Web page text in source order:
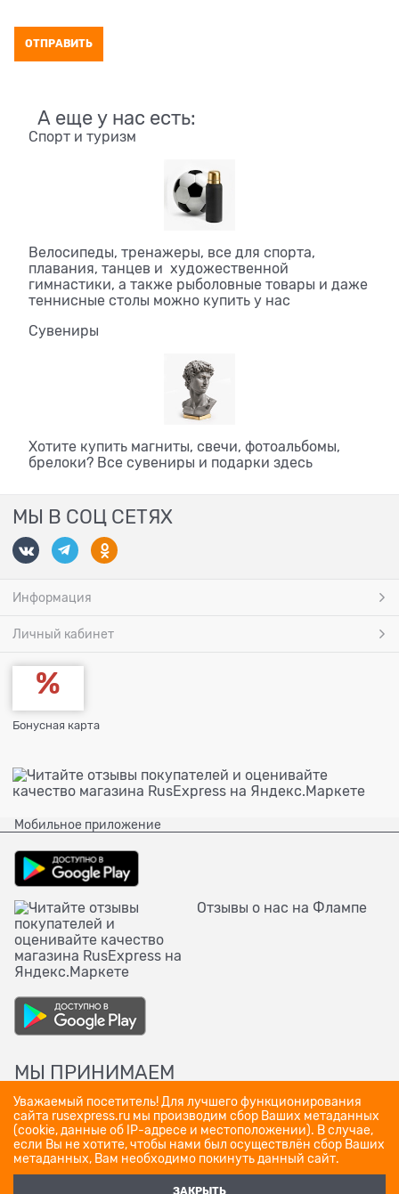
А еще у нас есть:
Спорт и туризм
Велосипеды, тренажеры, все для спорта,
плавания, танцев и художественной
гимнастики, а также рыболовные товары и даже
теннисные столы можно купить у нас
Сувениры
Хотите купить магниты, свечи, фотоальбомы,
брелоки? Все сувениры и подарки здесь
МЫ В СОЦ СЕТЯХ
Информация
Личный кабинет
Бонусная карта
Мобильное приложение
Отзывы о нас на Флампе
МЫ ПРИНИМАЕМ
Уважаемый посетитель! Для лучшего функционирования
сайта rusexpress.ru мы производим сбор Ваших метаданных
(cookie, данные об IP-адресе и местоположении). В случае,
если Вы не хотите, чтобы нами был осуществлён сбор Ваших
метаданных, Вам необходимо покинуть данный сайт.
ЗАКРЫТЬ